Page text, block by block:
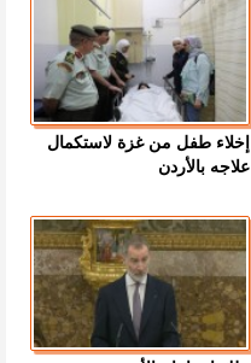
إخلاء طفل من غزة لاستكمال
علاجه بالأردن